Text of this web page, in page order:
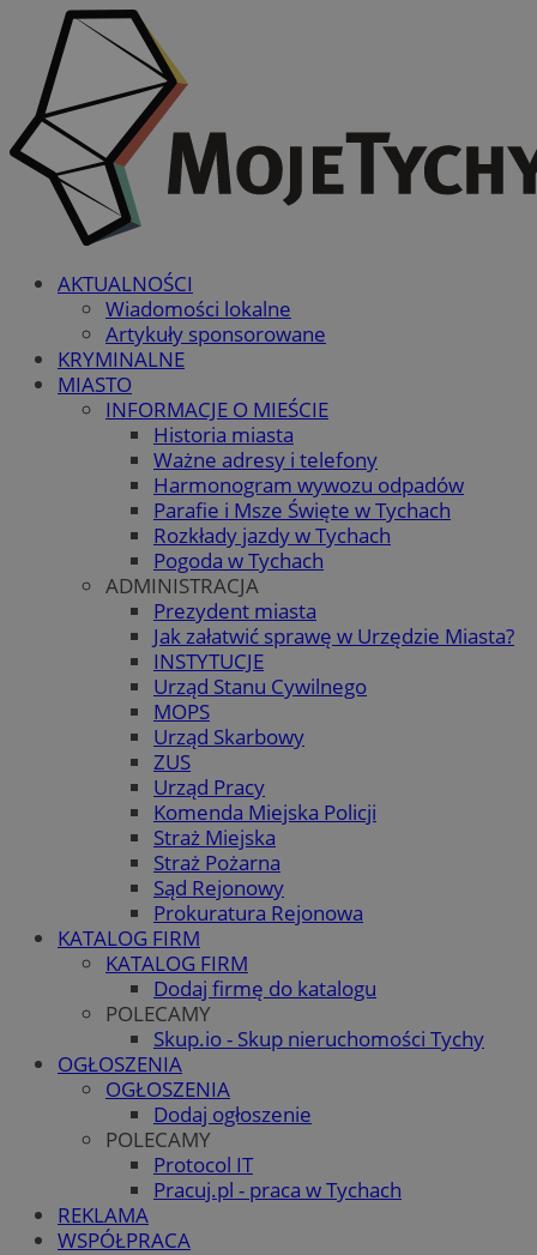
AKTUALNOŚCI
Wiadomości lokalne
Artykuły sponsorowane
KRYMINALNE
MIASTO
INFORMACJE O MIEŚCIE
Historia miasta
Ważne adresy i telefony
Harmonogram wywozu odpadów
Parafie i Msze Święte w Tychach
Rozkłady jazdy w Tychach
Pogoda w Tychach
ADMINISTRACJA
Prezydent miasta
Jak załatwić sprawę w Urzędzie Miasta?
INSTYTUCJE
Urząd Stanu Cywilnego
MOPS
Urząd Skarbowy
ZUS
Urząd Pracy
Komenda Miejska Policji
Straż Miejska
Straż Pożarna
Sąd Rejonowy
Prokuratura Rejonowa
KATALOG FIRM
KATALOG FIRM
Dodaj firmę do katalogu
POLECAMY
Skup.io - Skup nieruchomości Tychy
OGŁOSZENIA
OGŁOSZENIA
Dodaj ogłoszenie
POLECAMY
Protocol IT
Pracuj.pl - praca w Tychach
REKLAMA
WSPÓŁPRACA